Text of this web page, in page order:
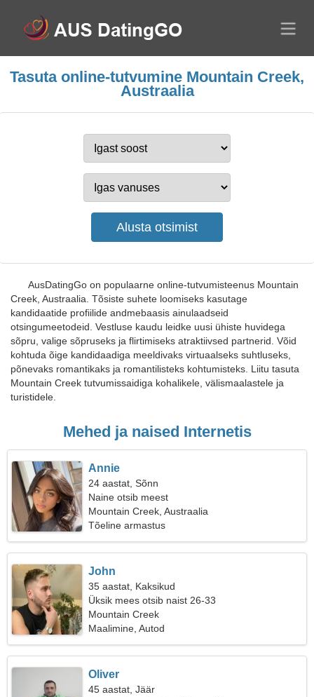
Tasuta online-tutvumine Mountain Creek,
Austraalia
AusDatingGo on populaarne online-tutvumisteenus Mountain
Creek, Austraalia. Tõsiste suhete loomiseks kasutage
kandidaatide profiilide andmebaasis ainulaadseid
otsingumeetodeid. Vestluse kaudu leidke uusi ühiste huvidega
sõpru, valige sõpruseks ja flirtimiseks atraktiivsed partnerid. Võid
kohtuda õige kandidaadiga meeldivaks virtuaalseks suhtluseks,
põnevaks romantikaks ja romantilisteks kohtumisteks. Liitu tasuta
Mountain Creek tutvumissaidiga kohalikele, välismaalastele ja
turistidele.
Mehed ja naised Internetis
Annie
24 aastat, Sõnn
Naine otsib meest
Mountain Creek, Austraalia
Tõeline armastus
John
35 aastat, Kaksikud
Üksik mees otsib naist 26-33
Mountain Creek
Maalimine, Autod
Oliver
45 aastat, Jäär